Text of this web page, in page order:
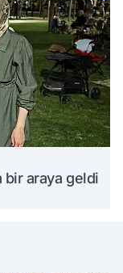
bir araya geldi